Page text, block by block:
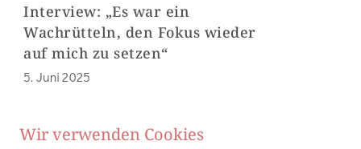
Interview: „Es war ein
Wachrütteln, den Fokus wieder
auf mich zu setzen“
5. Juni 2025
Wir verwenden Cookies